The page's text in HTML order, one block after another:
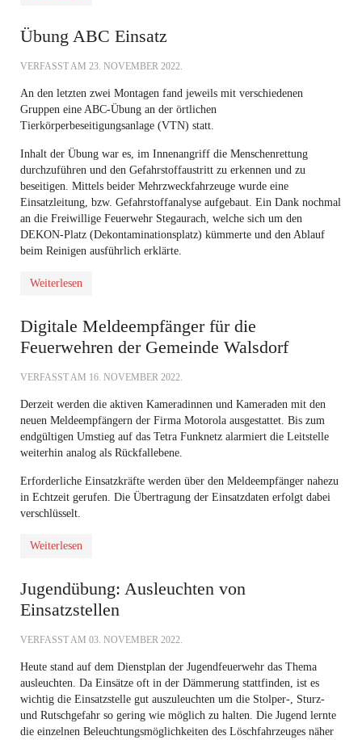
Übung ABC Einsatz
VERFASST AM 23. NOVEMBER 2022.
An den letzten zwei Montagen fand jeweils mit verschiedenen
Gruppen eine ABC-Übung an der örtlichen
Tierkörperbeseitigungsanlage (VTN) statt.
Inhalt der Übung war es, im Innenangriff die Menschenrettung
durchzuführen und den Gefahrstoffaustritt zu erkennen und zu
beseitigen. Mittels beider Mehrzweckfahrzeuge wurde eine
Einsatzleitung, bzw. Gefahrstoffanalyse aufgebaut. Ein Dank nochmal
an die Freiwillige Feuerwehr Stegaurach, welche sich um den
DEKON-Platz (Dekontaminationsplatz) kümmerte und den Ablauf
beim Reinigen ausführlich erklärte.
Weiterlesen
Digitale Meldeempfänger für die
Feuerwehren der Gemeinde Walsdorf
VERFASST AM 16. NOVEMBER 2022.
Derzeit werden die aktiven Kameradinnen und Kameraden mit den
neuen Meldeempfängern der Firma Motorola ausgestattet. Bis zum
endgültigen Umstieg auf das Tetra Funknetz alarmiert die Leitstelle
weiterhin analog als Rückfallebene.
Erforderliche Einsatzkräfte werden über den Meldeempfänger nahezu
in Echtzeit gerufen. Die Übertragung der Einsatzdaten erfolgt dabei
verschlüsselt.
Weiterlesen
Jugendübung: Ausleuchten von
Einsatzstellen
VERFASST AM 03. NOVEMBER 2022.
Heute stand auf dem Dienstplan der Jugendfeuerwehr das Thema
ausleuchten. Da Einsätze oft in der Dämmerung stattfinden, ist es
wichtig die Einsatzstelle gut auszuleuchten um die Stolper-, Sturz-
und Rutschgefahr so gering wie möglich zu halten. Die Jugend lernte
die einzelnen Beleuchtungsmöglichkeiten des Löschfahrzeuges näher